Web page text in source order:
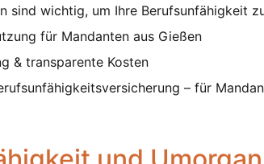
sind wichtig, um Ihre Berufsunfähigkeit
für Mandanten aus Gießen
& transparente Kosten
– für